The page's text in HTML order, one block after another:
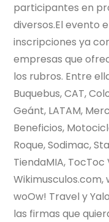
participantes en
diversos.El evento
inscripciones ya
empresas que
los rubros. Entre
Buquebus, CAT,
Geánt, LATAM,
Beneficios,
Roque, Sodimac,
TiendaMIA, TocToc
Wikimusculos.com,
woOw! Travel y
las firmas que